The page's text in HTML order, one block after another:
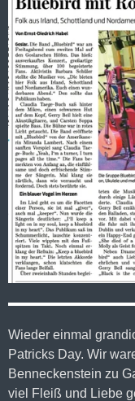
Wieder einmal
Patricks Day. Wir
Benneckenstein zu
viel Fleiß und Liebe